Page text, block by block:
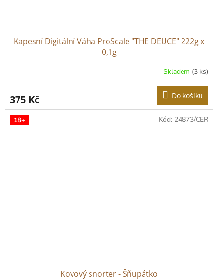
Kapesní Digitální Váha ProScale "THE DEUCE" 222g x
0,1g
Skladem (3 ks)
375 Kč Do košíku
18+
Kovový snorter - Šňupátko
Kód: 24873/CER